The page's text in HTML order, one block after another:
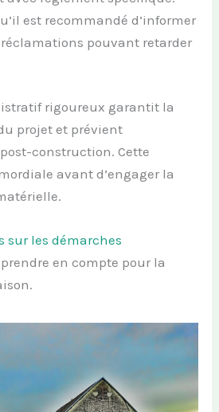
est recommandé d’informer
réclamations pouvant retarder
rigoureux garantit la
projet et prévient
construction. Cette
avant d’engager la
sur les démarches
en compte pour la